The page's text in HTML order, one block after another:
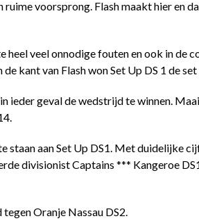
voorsprong. Flash maakt hier en
veel onnodige fouten en ook in
kant van Flash won Set Up DS 1 de
ieder geval de wedstrijd te winnen.
staan aan Set Up DS1. Met
divisionist Captains *** Kangeroe
Oranje Nassau DS2.